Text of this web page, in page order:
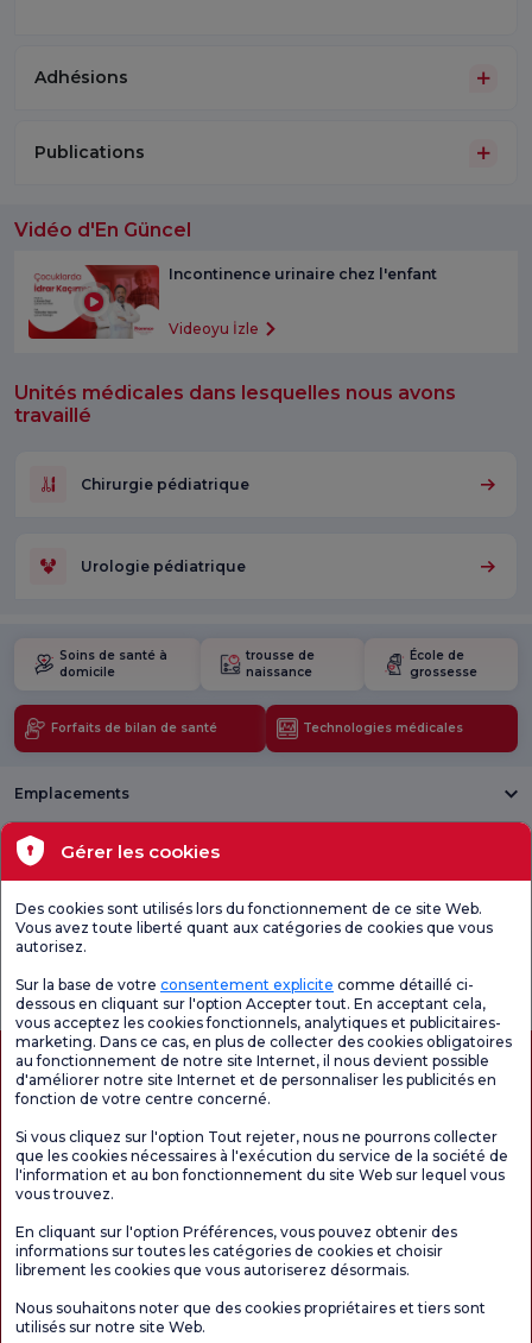
Adhésions
Publications
Vidéo d'En Güncel
Incontinence urinaire chez l'enfant
Videoyu İzle
Unités médicales dans lesquelles nous avons
travaillé
Chirurgie pédiatrique
Urologie pédiatrique
Soins de santé à
domicile
trousse de
naissance
École de
grossesse
Forfaits de bilan de santé Technologies médicales
Emplacements
Santé actuelle
Unités médicales
générale de
satisfaction
questionnaire de
satisfaction.
satisfaction sur
les promotions
Le contenu de cette page est fourni à titre informatif uniquement. N'hésitez pas à
consulter votre médecin pour obtenir un diagnostic et un traitement.
Gérer les cookies
Des cookies sont utilisés lors du fonctionnement de ce site Web.
Vous avez toute liberté quant aux catégories de cookies que vous
autorisez.
Sur la base de votre consentement explicite comme détaillé ci-
dessous en cliquant sur l'option Accepter tout. En acceptant cela,
vous acceptez les cookies fonctionnels, analytiques et publicitaires-
marketing. Dans ce cas, en plus de collecter des cookies obligatoires
au fonctionnement de notre site Internet, il nous devient possible
d'améliorer notre site Internet et de personnaliser les publicités en
fonction de votre centre concerné.
Si vous cliquez sur l'option Tout rejeter, nous ne pourrons collecter
que les cookies nécessaires à l'exécution du service de la société de
l'information et au bon fonctionnement du site Web sur lequel vous
vous trouvez.
En cliquant sur l'option Préférences, vous pouvez obtenir des
informations sur toutes les catégories de cookies et choisir
librement les cookies que vous autoriserez désormais.
Nous souhaitons noter que des cookies propriétaires et tiers sont
utilisés sur notre site Web.